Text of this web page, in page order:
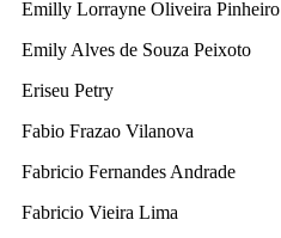
Emilly Lorrayne Oliveira Pinheiro
Emily Alves de Souza Peixoto
Eriseu Petry
Fabio Frazao Vilanova
Fabricio Fernandes Andrade
Fabricio Vieira Lima